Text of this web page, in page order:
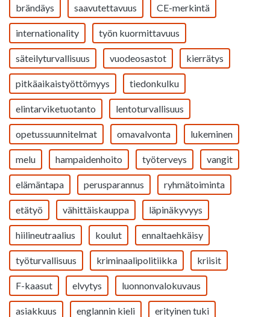
brändäys saavutettavuus CE-merkintä
internationality työn kuormittavuus
säteilyturvallisuus vuodeosastot kierrätys
pitkäaikaistyöttömyys tiedonkulku
elintarviketuotanto lentoturvallisuus
opetussuunnitelmat omavalvonta lukeminen
melu hampaidenhoito työterveys vangit
elämäntapa perusparannus ryhmätoiminta
etätyö vähittäiskauppa läpinäkyvyys
hiilineutraalius koulut ennaltaehkäisy
työturvallisuus kriminaalipolitiikka kriisit
F-kaasut elvytys luonnonvalokuvaus
asiakkuus englannin kieli erityinen tuki